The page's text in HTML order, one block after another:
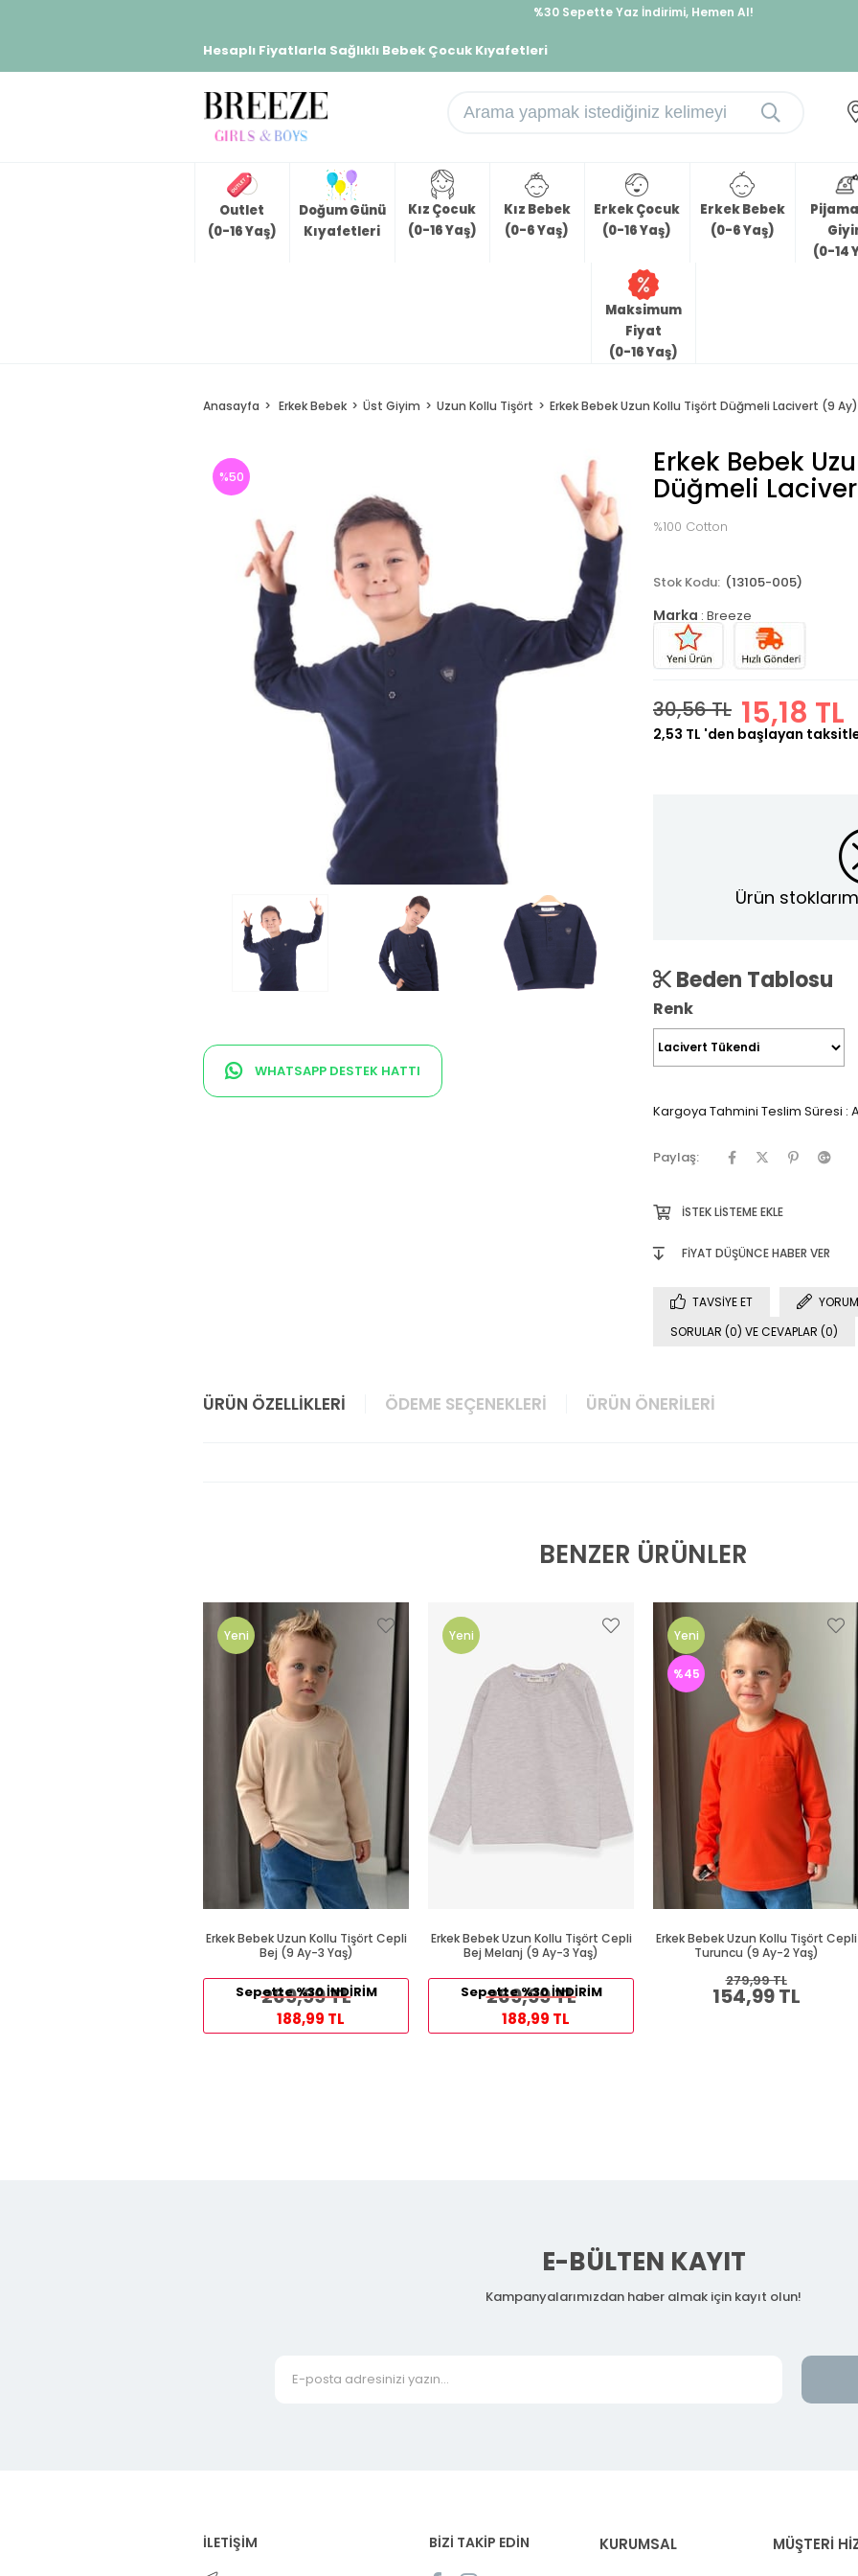
İndirimlere ek %10 İndirimi Kap, Hemen Üye Ol!
Hesaplı Fiyatlarla Sağlıklı Bebek Çocuk Kıyafetleri
Outlet
(0-16 Yaş)
Doğum Günü
Kıyafetleri
Kız Çocuk
(0-16 Yaş)
Kız Bebek
(0-6 Yaş)
Erkek Çocuk
(0-16 Yaş)
Erkek Bebek
(0-6 Yaş)
(0-14
Maksimum
Fiyat
(0-16 Yaş)
Anasayfa Erkek Bebek Üst Giyim Uzun Kollu Tişört Erkek Bebek Uzun Kollu Tişört Düğmeli Lacivert (9 Ay)
%50
WHATSAPP DESTEK HATTI
Erkek Bebek
Düğmeli
%100 Cotton
(13105-005)
Marka : Breeze
30,56 TL 15,18 TL
2,53 TL 'den başlayan
Ürün
Beden Tablosu
Renk
Kargoya Tahmini Teslim Süresi :
Paylaş:
İSTEK LISTEME EKLE
FIYAT DÜŞÜNCE HABER VER
TAVSIYE ET
SORULAR (0) VE CEVAPLAR (0)
ÜRÜN ÖZELLIKLERI ÖDEME SEÇENEKLERI ÜRÜN ÖNERILERI
BENZER ÜRÜNLER
Erkek Bebek Uzun Kollu Tişört Cepli
Bej (9 Ay-3 Yaş)
269,99 TL
Sepette %30 İNDİRİM
188,99 TL
Yeni
Erkek Bebek Uzun Kollu Tişört Cepli
Bej Melanj (9 Ay-3 Yaş)
269,99 TL
Sepette %30 İNDİRİM
188,99 TL
Yeni
Erkek Bebek Uzun Kollu Tişört Cepli
Turuncu (9 Ay-2 Yaş)
154,99 TL
279,99 TL
%45
Yeni
Ürün
E-BÜLTEN KAYIT
Kampanyalarımızdan haber almak için kayıt olun!
İLETİŞİM BİZİ TAKİP EDİN KURUMSAL MÜŞTERİ